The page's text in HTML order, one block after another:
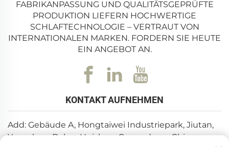
FABRIKANPASSUNG UND QUALITÄTSGEPRÜFTE
PRODUKTION LIEFERN HOCHWERTIGE
SCHLAFTECHNOLOGIE – VERTRAUT VON
INTERNATIONALEN MARKEN. FORDERN SIE HEUTE
EIN ANGEBOT AN.
KONTAKT AUFNEHMEN
Add: Gebäude A, Hongtaiwei Industriepark, Jiutan,
Yuanzhou, Boluo, Huizhou, Guangdong, China